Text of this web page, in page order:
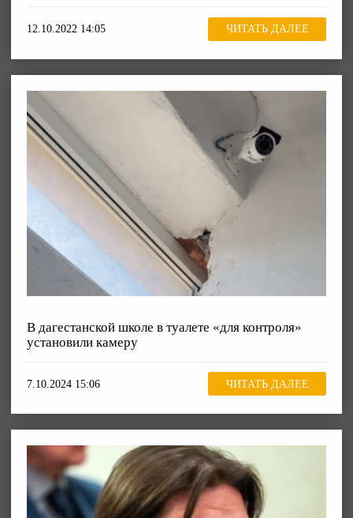
12.10.2022 14:05 ЧИТАТЬ ДАЛЕЕ
В дагестанской школе в туалете «для контроля»
установили камеру
7.10.2024 15:06 ЧИТАТЬ ДАЛЕЕ